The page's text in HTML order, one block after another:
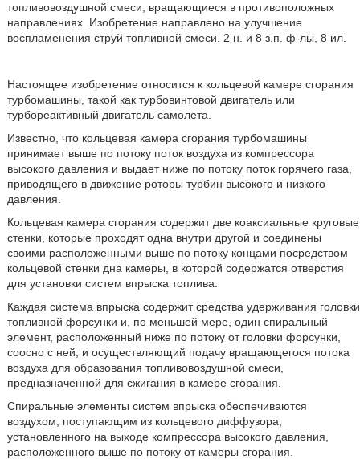
топливовоздушной смеси, вращающиеся в противоположных
направлениях. Изобретение направлено на улучшение
воспламенения струй топливной смеси. 2 н. и 8 з.п. ф-лы, 8 ил.
Настоящее изобретение относится к кольцевой камере сгорания
турбомашины, такой как турбовинтовой двигатель или
турбореактивный двигатель самолета.
Известно, что кольцевая камера сгорания турбомашины
принимает выше по потоку поток воздуха из компрессора
высокого давления и выдает ниже по потоку поток горячего газа,
приводящего в движение роторы турбин высокого и низкого
давления.
Кольцевая камера сгорания содержит две коаксиальные круговые
стенки, которые проходят одна внутри другой и соединены
своими расположенными выше по потоку концами посредством
кольцевой стенки дна камеры, в которой содержатся отверстия
для установки систем впрыска топлива.
Каждая система впрыска содержит средства удерживания головки
топливной форсунки и, по меньшей мере, один спиральный
элемент, расположенный ниже по потоку от головки форсунки,
соосно с ней, и осуществляющий подачу вращающегося потока
воздуха для образования топливовоздушной смеси,
предназначенной для сжигания в камере сгорания.
Спиральные элементы систем впрыска обеспечиваются
воздухом, поступающим из кольцевого диффузора,
установленного на выходе компрессора высокого давления,
расположенного выше по потоку от камеры сгорания.